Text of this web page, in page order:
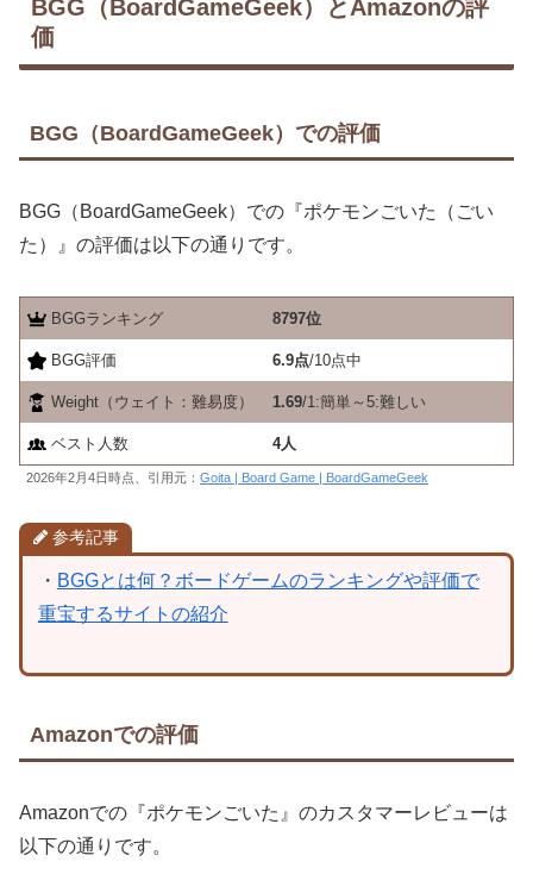
BGG（BoardGameGeek）とAmazonの評
価
BGG（BoardGameGeek）での評価
BGG（BoardGameGeek）での『ポケモンごいた（ごい
た）』の評価は以下の通りです。
BGGランキング 8797位
BGG評価 6.9点/10点中
Weight（ウェイト：難易度） 1.69/1:簡単～5:難しい
ベスト人数 4人
2026年2月4日時点、引用元： Goita | Board Game | BoardGameGeek
参考記事
・ BGGとは何？ボードゲームのランキングや評価で
重宝するサイトの紹介
Amazonでの評価
Amazonでの『ポケモンごいた』のカスタマーレビューは
以下の通りです。